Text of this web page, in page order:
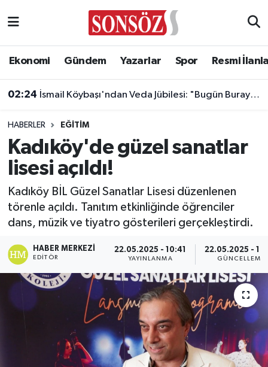
Ekonomi Gündem Yazarlar Spor Resmi
02:24 İsmail Köybaşı'ndan Veda Jübilesi: "Bugün Buraya Kalbimi Gömdüm"
HABERLER EĞITIM
Kadıköy'de güzel sanatlar
lisesi açıldı!
Kadıköy BİL Güzel Sanatlar Lisesi düzenlenen
törenle açıldı. Tanıtım etkinliğinde öğrenciler
dans, müzik ve tiyatro gösterileri gerçekleştirdi.
HABER MERKEZI
EDITÖR
22.05.2025 - 10:41
YAYINLANMA
22.05.2025 -
GÜNCELLEME
Asayiş
Biyografi
Çevre
Diğer
Dünya
Eğitim
Ekonomi
Eleman
Emlak
Ankara Nöbetçi Eczaneler
Ankara Trafik Yoğunluk Haritası
Süper Lig Puan Durumu ve Fikstür
Tüm Manşetler
Son Dakika Haberleri
Haber Arşivi